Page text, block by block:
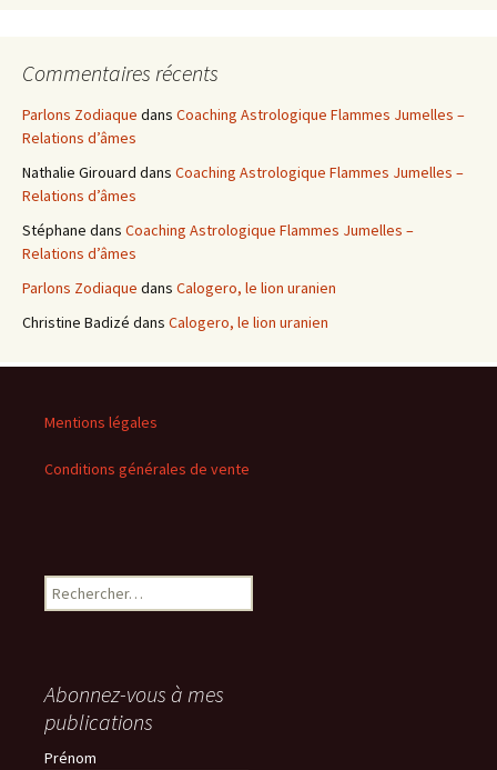
Commentaires récents
Parlons Zodiaque dans Coaching Astrologique Flammes Jumelles –
Relations d’âmes
Nathalie Girouard dans Coaching Astrologique Flammes Jumelles –
Relations d’âmes
Stéphane dans Coaching Astrologique Flammes Jumelles –
Relations d’âmes
Parlons Zodiaque dans Calogero, le lion uranien
Christine Badizé dans Calogero, le lion uranien
Mentions légales
Conditions générales de vente
Rechercher :
Abonnez-vous à mes
publications
Prénom